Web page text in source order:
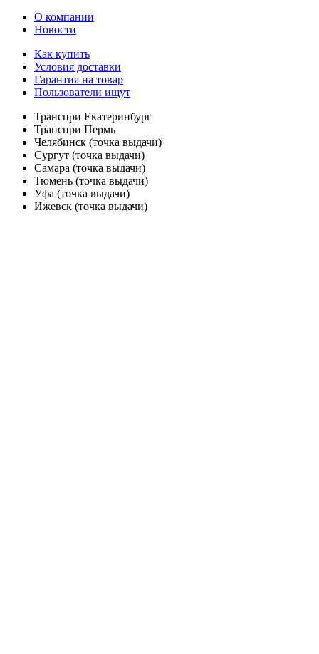
О компании
Новости
Как купить
Условия доставки
Гарантия на товар
Пользователи ищут
Транспри Екатеринбург
Транспри Пермь
Челябинск (точка выдачи)
Сургут (точка выдачи)
Самара (точка выдачи)
Тюмень (точка выдачи)
Уфа (точка выдачи)
Ижевск (точка выдачи)